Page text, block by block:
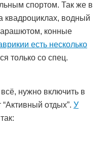
спортом. Так же в
квадроциклах, водный
конные
есть несколько
только со спец.
нужно включить в
отдых”. У